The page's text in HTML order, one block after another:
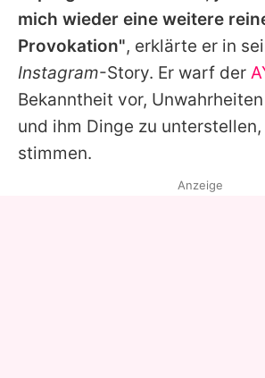
mich wieder eine weitere
Provokation", erklärte er in
Instagram-Story. Er warf der
Bekanntheit vor,
und ihm Dinge zu
stimmen.
Anzeige